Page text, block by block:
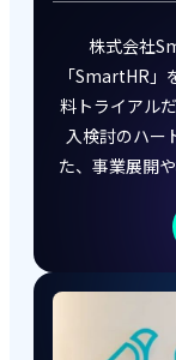
株式会社
「SmartHR
料トライアル
入検討のハー
た、事業展開
は、コンテン
しまい、制作
ていたのです
魅力的なオン
ながり、